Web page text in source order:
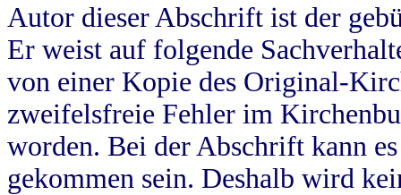
Autor dieser Abschrift ist der
Er weist auf folgende
von einer Kopie des Original-
zweifelsfreie Fehler im
worden. Bei der Abschrift kann
gekommen sein. Deshalb wird